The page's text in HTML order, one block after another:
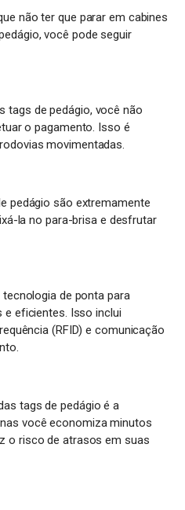
não ter que parar em cabines
você pode seguir
tags de pedágio, você não
o pagamento. Isso é
movimentadas.
pedágio são extremamente
la no para-brisa e desfrutar
de ponta para
e eficientes. Isso inclui
(RFID) e comunicação
tags de pedágio é a
você economiza minutos
o risco de atrasos em suas